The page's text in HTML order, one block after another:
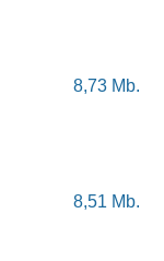
8,73 Mb.
8,51 Mb.